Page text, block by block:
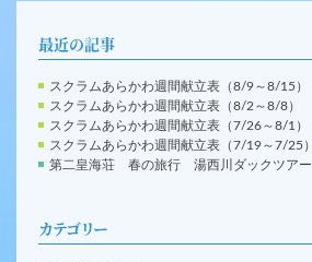
最近の記事
スクラムあらかわ週間献立表（8/9～8/15）
スクラムあらかわ週間献立表（8/2～8/8）
スクラムあらかわ週間献立表（7/26～8/1）
スクラムあらかわ週間献立表（7/19～7/25）
第二皇海荘 春の旅行 湯西川ダックツアー
カテゴリー